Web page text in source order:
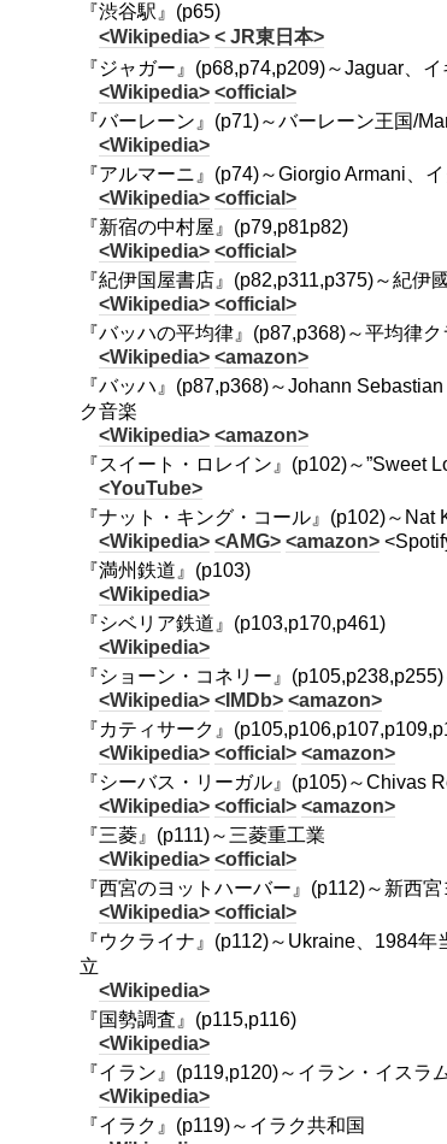
『渋谷駅』(p65)
<Wikipedia> < JR東日本>
『ジャガー』(p68,p74,p209)～Jaguar、
<Wikipedia> <official>
『バーレーン』(p71)～バーレーン王国/
<Wikipedia>
『アルマーニ』(p74)～Giorgio Armani、
<Wikipedia> <official>
『新宿の中村屋』(p79,p81p82)
<Wikipedia> <official>
『紀伊国屋書店』(p82,p311,p375)～紀伊
<Wikipedia> <official>
『バッハの平均律』(p87,p368)～平均律
<Wikipedia> <amazon>
『バッハ』(p87,p368)～Johann
ク音楽
<Wikipedia> <amazon>
『スイート・ロレイン』(p102)～”Sweet
<YouTube>
『ナット・キング・コール』(p102)～
<Wikipedia> <AMG> <amazon>
『満州鉄道』(p103)
<Wikipedia>
『シベリア鉄道』(p103,p170,p461)
<Wikipedia>
『ショーン・コネリー』
<Wikipedia> <IMDb> <amazon>
『カティサーク』
<Wikipedia> <official> <amazon>
『シーバス・リーガル』(p105)～Chivas
<Wikipedia> <official> <amazon>
『三菱』(p111)～三菱重工業
<Wikipedia> <official>
『西宮のヨットハーバー』(p112)～新西
<Wikipedia> <official>
『ウクライナ』(p112)～Ukraine、1984
立
<Wikipedia>
『国勢調査』(p115,p116)
<Wikipedia>
『イラン』(p119,p120)～イラン・イスラ
<Wikipedia>
『イラク』(p119)～イラク共和国